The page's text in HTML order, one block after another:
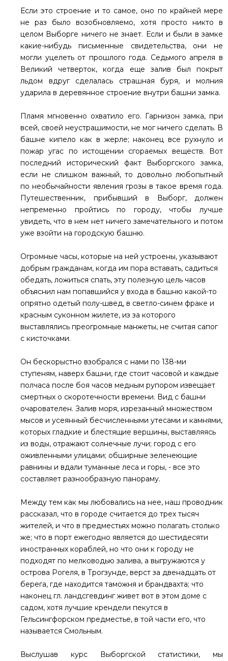
Если это строение и то самое, оно по крайней мере
не раз было возобновляемо, хотя просто никто в
целом Выборге ничего не знает. Если и были в замке
какие-нибудь письменные свидетельства, они не
могли уцелеть от прошлого года. Седьмого апреля в
Великий четверток, когда еще залив был покрыт
льдом вдруг сделалась страшная буря, и молния
ударила в деревянное строение внутри башни замка.
Пламя мгновенно охватило его. Гарнизон замка, при
всей, своей неустрашимости, не мог ничего сделать. В
башне кипело как в жерле; наконец все рухнуло и
пожар угас по истощении сгораемых веществ. Вот
последний исторический факт Выборгского замка,
если не слишком важный, то довольно любопытный
по необычайности явления грозы в такое время года.
Путешественник, прибывший в Выборг, должен
непременно пройтись по городу, чтобы лучше
увидеть, что в нем нет ничего замечательного и потом
уже взойти на городскую башню.
Огромные часы, которые на ней устроены, указывают
добрым гражданам, когда им пора вставать, садиться
обедать, ложиться спать, эту полезную цель часов
объяснил нам попавшийся у входа в башню какой-то
опрятно одетый полу-швед, в светло-синем фраке и
красным суконном жилете, из за которого
выставлялись преогромные манжеты, не считая сапог
с кисточками.
Он бескорыстно взобрался с нами по 138-ми
ступеням, наверх башни, где стоит часовой и каждые
полчаса после боя часов медным рупором извещает
смертных о скоротечности времени. Вид с башни
очарователен. Залив моря, изрезанный множеством
мысов и усеянный бесчисленными утесами и камнями,
которых гладкие и блестящие вершины, выставляясь
из воды, отражают солнечные лучи; город с его
оживленными улицами; обширные зеленеющие
равнины и вдали туманные леса и горы, - все это
составляет разнообразную панораму.
Между тем как мы любовались на нее, наш проводник
рассказал, что в городе считается до трех тысяч
жителей, и что в предместьях можно полагать столько
же; что в порт ежегодно является до шестидесяти
иностранных кораблей, но что они к городу не
подходят по мелководью залива, а выгружаются у
острова Рогеля, в Трогзунде, верст за двенадцать от
берега, где находится таможня и брандвахта; что
наконец гл. ландсгевдинг живет вот в этом доме с
садом, хотя лучшие крендели пекутся в
Гельсингфорском предместье, в той части его, что
называется Смольным.
Выслушав курс Выборгской статистики, мы